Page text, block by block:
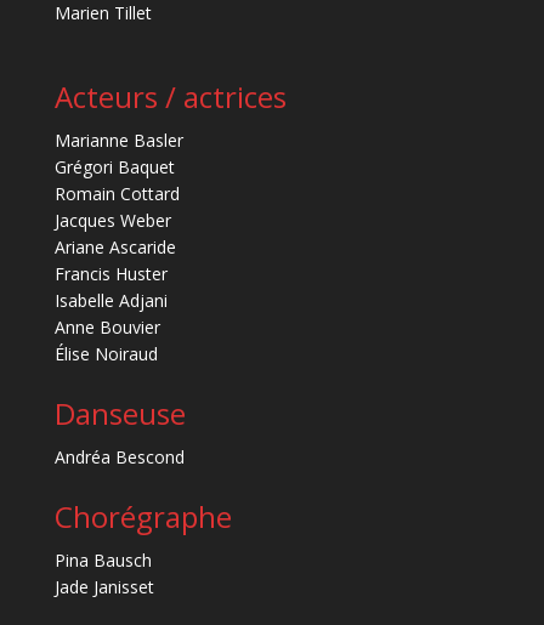
Marien Tillet
Acteurs / actrices
Marianne Basler
Grégori Baquet
Romain Cottard
Jacques Weber
Ariane Ascaride
Francis Huster
Isabelle Adjani
Anne Bouvier
Élise Noiraud
Danseuse
Andréa Bescond
Chorégraphe
Pina Bausch
Jade Janisset